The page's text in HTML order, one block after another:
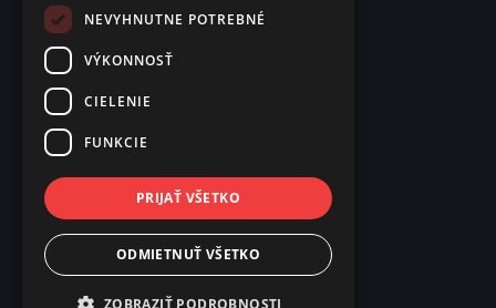
NEVYHNUTNE POTREBNÉ
VÝKONNOSŤ
CIELENIE
FUNKCIE
PRIJAŤ VŠETKO
ODMIETNUŤ VŠETKO
ZOBRAZIŤ PODROBNOSTI